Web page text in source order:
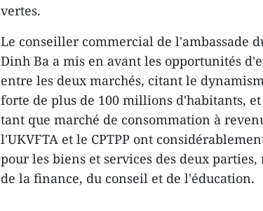
vertes.
Le conseiller commercial de l'ambassade
Dinh Ba a mis en avant les opportunités
entre les deux marchés, citant le
forte de plus de 100 millions d'habitants,
tant que marché de consommation à
l'UKVFTA et le CPTPP ont
pour les biens et services des deux
de la finance, du conseil et de l'éducation.